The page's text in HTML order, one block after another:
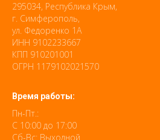
295034, Республика Крым,
г. Симферополь,
ул. Федоренко 1А
ИНН 9102233667
КПП 910201001
ОГРН 1179102021570
Время работы:
Пн-Пт.:
С 10:00 до 17:00
Сб-Вс: Выходной